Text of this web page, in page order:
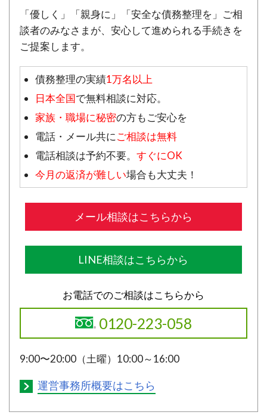
「優しく」「親身に」「安全な債務整理を」ご相
談者のみなさまが、安心して進められる手続きを
ご提案します。
債務整理の実績1万名以上
日本全国で無料相談に対応。
家族・職場に秘密の方もご安心を
電話・メール共にご相談は無料
電話相談は予約不要。 すぐにOK
今月の返済が難しい場合も大丈夫！
メール相談はこちらから
LINE相談はこちらから
お電話でのご相談はこちらから
0120-223-058
9:00〜20:00（土曜）10:00～16:00
運営事務所概要はこちら